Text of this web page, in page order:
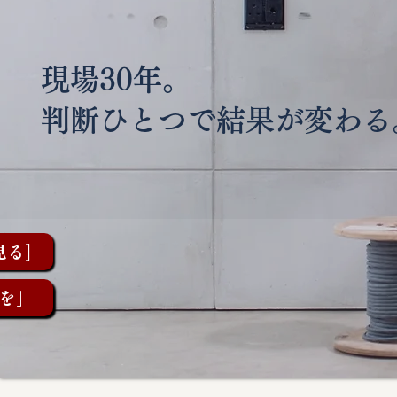
現場30年。
判断ひとつで結果が変わ
］
」